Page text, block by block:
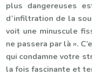
plus dangereuses
d’infiltration de la
voit une minuscule
ne passera par là ».
qui condamne votre
la fois fascinante et